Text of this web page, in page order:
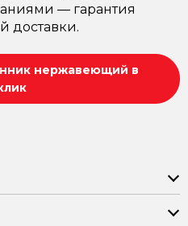
— гарантия
доставки.
нержавеющий в